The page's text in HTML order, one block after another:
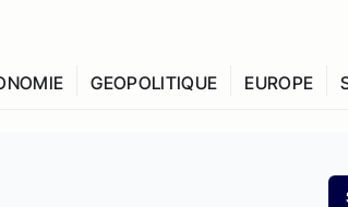
GEOPOLITIQUE EUROPE